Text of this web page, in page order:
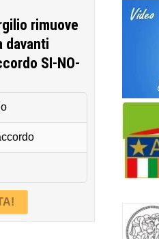
rimuove
davanti
SI-NO-